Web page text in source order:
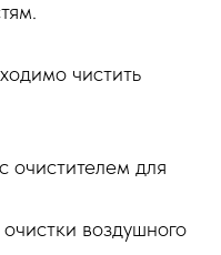
чистить
очистителем для
воздушного